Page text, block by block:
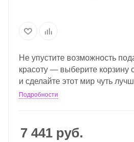
Не упустите возможность
красоту — выберите корзину
и сделайте этот мир чуть
Подробности
7 441 руб.